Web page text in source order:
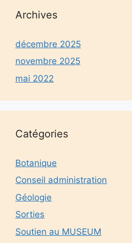
Archives
décembre 2025
novembre 2025
mai 2022
Catégories
Botanique
Conseil administration
Géologie
Sorties
Soutien au MUSEUM